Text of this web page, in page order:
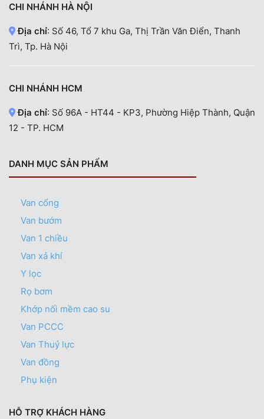
CHI NHÁNH HÀ NỘI
Địa chỉ: Số 46, Tổ 7 khu Ga, Thị Trần Văn Điển, Thanh
Trì, Tp. Hà Nội
CHI NHÁNH HCM
Địa chỉ: Số 96A - HT44 - KP3, Phường Hiệp Thành, Quận
12 - TP. HCM
DANH MỤC SẢN PHẨM
Van cổng
Van bướm
Van 1 chiều
Van xả khí
Y lọc
Rọ bơm
Khớp nối mềm cao su
Van PCCC
Van Thuỷ lực
Van đồng
Phụ kiện
HỖ TRỢ KHÁCH HÀNG